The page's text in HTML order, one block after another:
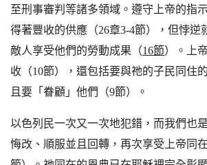
至刑事審判等諸多領域。遵守上帝的指
得著豐收的供應（26章3-4節），但悖逆
敵人享受他們的勞動成果（16節）。上
收（10節），還包括要與祂的子民同住
且要「眷顧」他們（9節）。
以色列民一次又一次地犯錯，而我們也
悔改、順服並且回轉，再次享受上帝同